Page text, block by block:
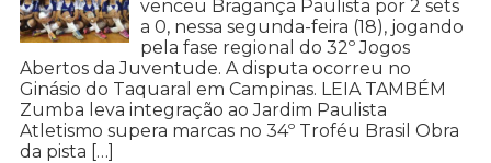
venceu Bragança Paulista por 2 sets
a 0, nessa segunda-feira (18), jogando
pela fase regional do 32º Jogos
Abertos da Juventude. A disputa ocorreu no
Ginásio do Taquaral em Campinas. LEIA TAMBÉM
Zumba leva integração ao Jardim Paulista
Atletismo supera marcas no 34º Troféu Brasil Obra
da pista […]